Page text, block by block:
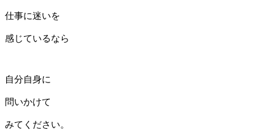
仕事に迷いを
感じているなら
自分自身に
問いかけて
みてください。